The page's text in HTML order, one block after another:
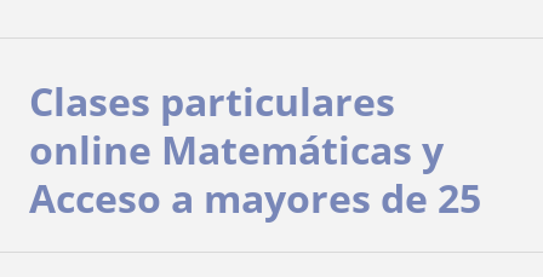
Clases particulares
online Matemáticas y
Acceso a mayores de 25